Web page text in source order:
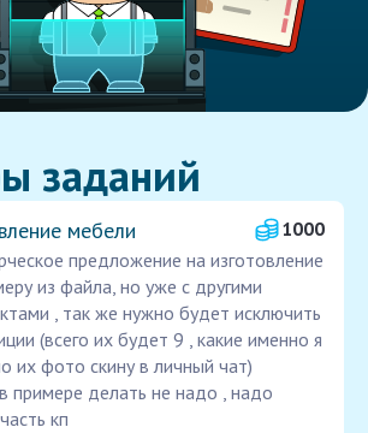
заданий
мебели
1000
предложение на изготовление
из файла, но уже с другими
, так же нужно будет исключить
(всего их будет 9 , какие именно я
их фото скину в личный чат)
примере делать не надо , надо
кп